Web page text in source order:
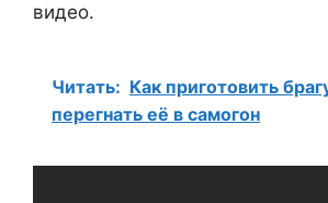
видео.
Читать: Как приготовить
перегнать её в самогон